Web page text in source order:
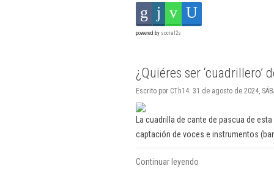
powered by social2s
¿Quiéres ser ‘cuadrillero’
Escrito por CTh14. 31 de agosto de 2024,
La cuadrilla de cante de pascua de
captación de voces e instrumentos
Continuar leyendo